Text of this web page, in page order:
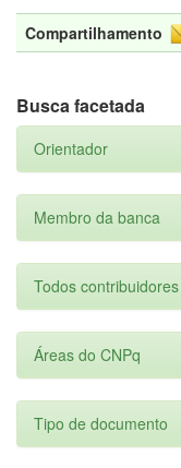
Compartilhamento
Busca facetada
Orientador
Membro da banca
Todos contribuidores
Áreas do CNPq
Tipo de documento